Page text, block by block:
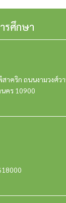
รศึกษา
าคริก ถนนงามวงศ์ว
คร 10900